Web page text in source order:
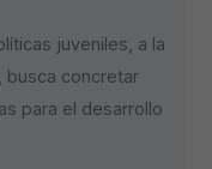
juveniles, a la
busca concretar
para el desarrollo